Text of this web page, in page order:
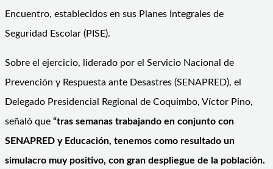
Encuentro, establecidos en sus Planes Integrales de
Seguridad Escolar (PISE).
Sobre el ejercicio, liderado por el Servicio Nacional de
Prevención y Respuesta ante Desastres (SENAPRED), el
Delegado Presidencial Regional de Coquimbo, Víctor Pino,
señaló que “tras semanas trabajando en conjunto con
SENAPRED y Educación, tenemos como resultado un
simulacro muy positivo, con gran despliegue de la población.